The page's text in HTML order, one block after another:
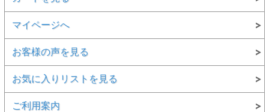
マイページへ
お客様の声を見る
お気に入りリストを見る
ご利用案内